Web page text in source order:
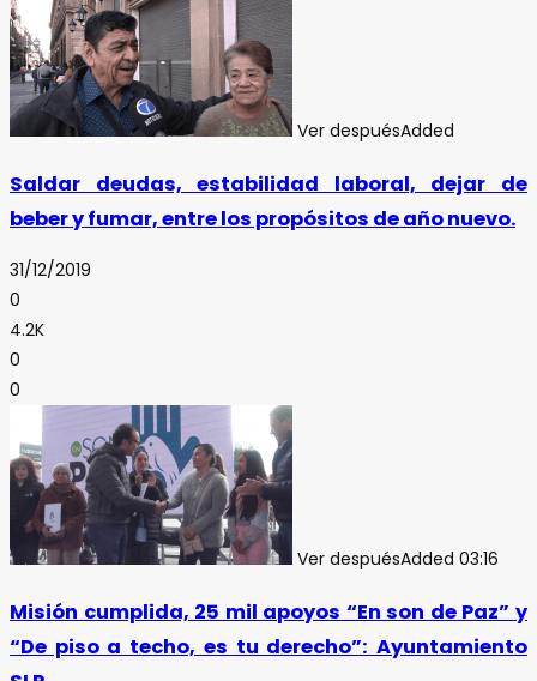
Ver despuésAdded
Saldar deudas, estabilidad laboral, dejar de
beber y fumar, entre los propósitos de año nuevo.
31/12/2019
0
4.2K
0
0
Ver despuésAdded 03:16
Misión cumplida, 25 mil apoyos “En son de Paz” y
“De piso a techo, es tu derecho”: Ayuntamiento